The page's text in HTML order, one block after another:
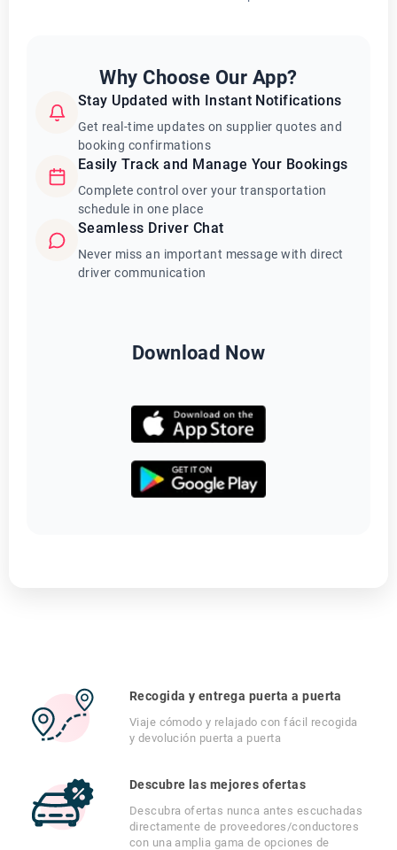
Why Choose Our App?
Stay Updated with Instant Notifications
Get real-time updates on supplier quotes and
booking confirmations
Easily Track and Manage Your Bookings
Complete control over your transportation
schedule in one place
Seamless Driver Chat
Never miss an important message with direct
driver communication
Download Now
Recogida y entrega puerta a puerta
Viaje cómodo y relajado con fácil recogida
y devolución puerta a puerta
Descubre las mejores ofertas
Descubra ofertas nunca antes escuchadas
directamente de proveedores/conductores
con una amplia gama de opciones de